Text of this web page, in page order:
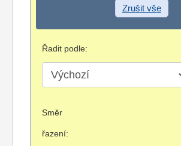
Zrušit vše
Řadit podle:
Směr
řazení: